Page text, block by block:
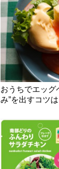
おうちでエッグ
み”を出すコツは